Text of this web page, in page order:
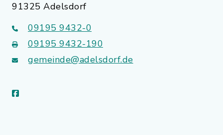
91325 Adelsdorf
09195 9432-0
09195 9432-190
gemeinde@adelsdorf.de
facebook